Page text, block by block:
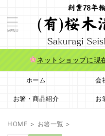
ネットショップに現
ホーム 会
お箸・商品紹介 お
HOME > お箸一覧 >